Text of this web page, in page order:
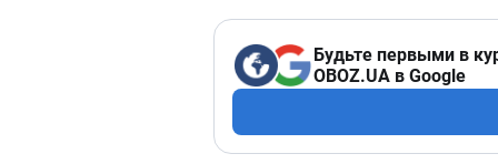
Будьте первыми в
OBOZ.UA в Google